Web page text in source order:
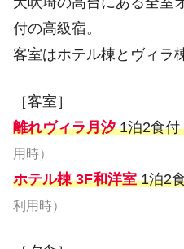
付の高級宿。
客室はホテル棟とヴィラ
［客室］
離れヴィラ月汐1泊2食
用時）
ホテル棟 3F和洋室1泊2
利用時）